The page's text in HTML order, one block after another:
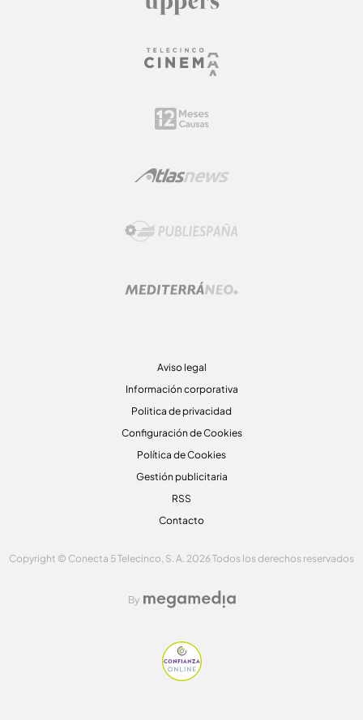
Aviso legal
Información corporativa
Politica de privacidad
Configuración de Cookies
Política de Cookies
Gestión publicitaria
RSS
Contacto
Copyright © Conecta 5 Telecinco, S. A. 2026 Todos los derechos reservados
By